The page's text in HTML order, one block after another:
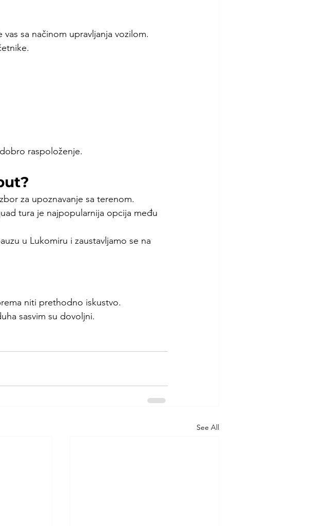
sa načinom upravljanja vozilom.
raspoloženje.
za upoznavanje sa terenom.
tura je najpopularnija opcija među
u Lukomiru i zaustavljamo se na
niti prethodno iskustvo.
sasvim su dovoljni.
See All